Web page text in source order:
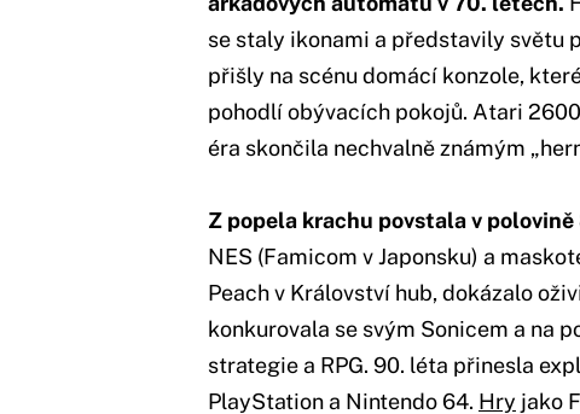
se staly ikonami a představily světu
přišly na scénu domácí konzole,
pohodlí obývacích pokojů. Atari
éra skončila nechvalně známým
Z popela krachu povstala v
NES (Famicom v Japonsku) a
Peach v Království hub, dokázalo
konkurovala se svým Sonicem a na
strategie a RPG. 90. léta přinesla
PlayStation a Nintendo 64. Hry jako